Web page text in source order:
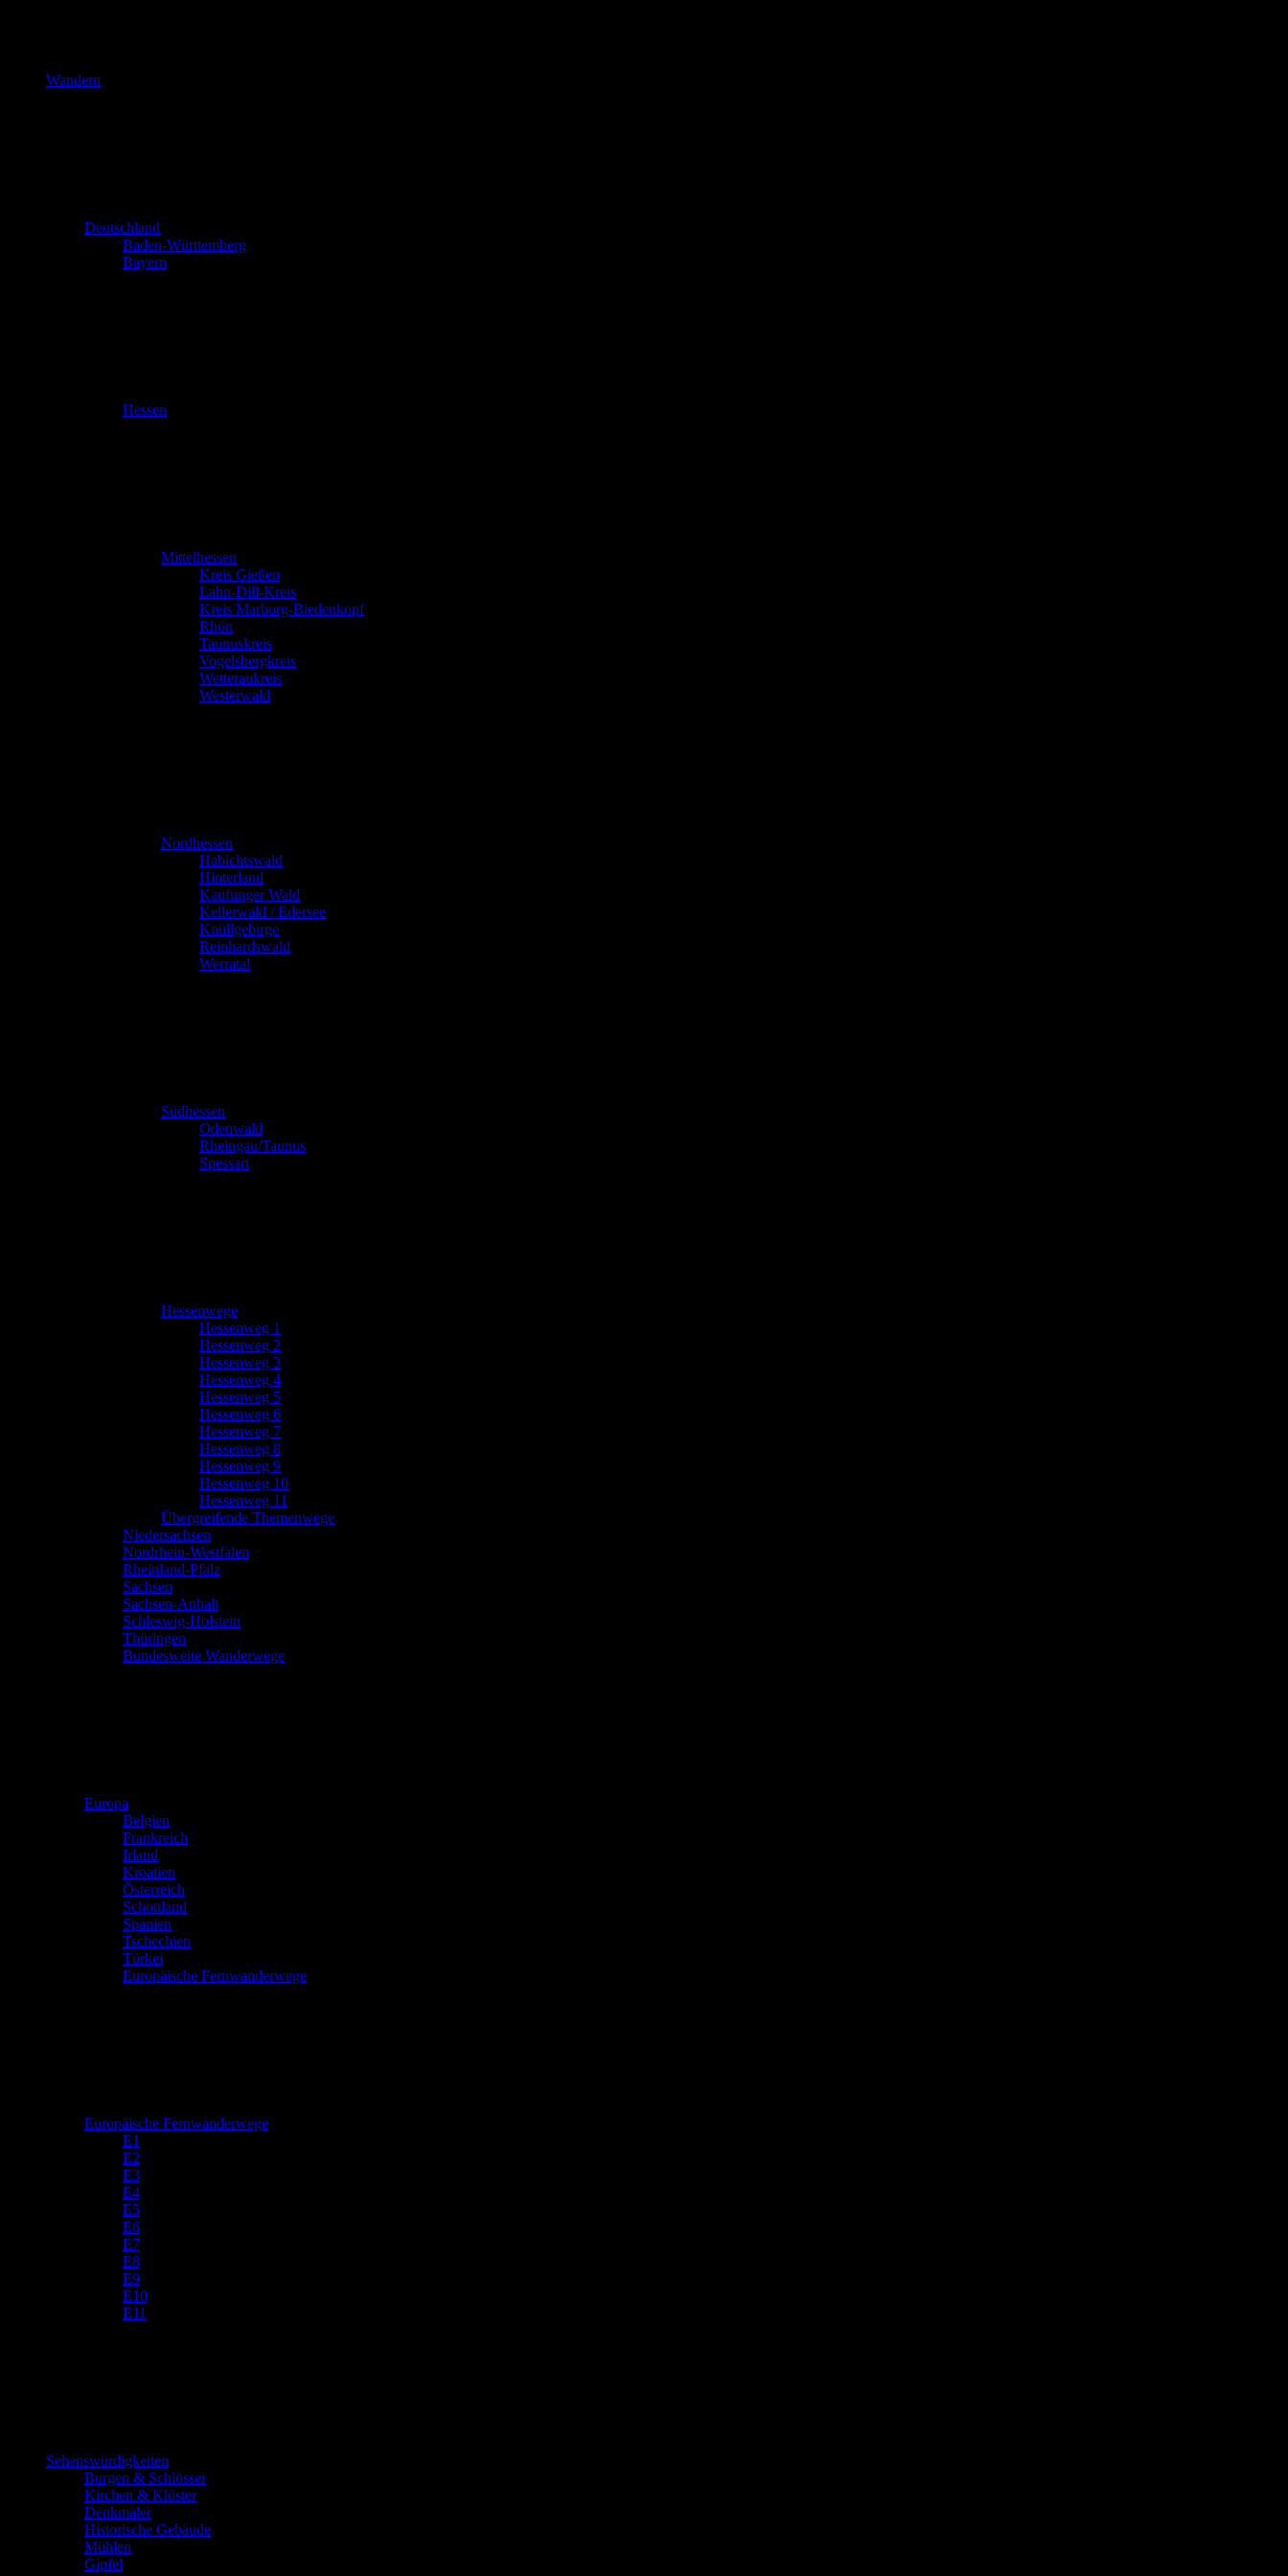
Wandern
Deutschland
Baden-Württemberg
Bayern
Hessen
Mittelhessen
Kreis Gießen
Lahn-Dill-Kreis
Kreis Marburg-Biedenkopf
Rhön
Taunuskreis
Vogelsbergkreis
Wetteraukreis
Westerwald
Nordhessen
Habichtswald
Hinterland
Kaufunger Wald
Kellerwald / Edersee
Knüllgebirge
Reinhardswald
Werratal
Südhessen
Odenwald
Rheingau/Taunus
Spessart
Hessenwege
Hessenweg 1
Hessenweg 2
Hessenweg 3
Hessenweg 4
Hessenweg 5
Hessenweg 6
Hessenweg 7
Hessenweg 8
Hessenweg 9
Hessenweg 10
Hessenweg 11
Übergreifende Themenwege
Niedersachsen
Nordrhein-Westfalen
Rheinland-Pfalz
Sachsen
Sachsen-Anhalt
Schleswig-Holstein
Thüringen
Bundesweite Wanderwege
Europa
Belgien
Frankreich
Irland
Kroatien
Österreich
Schottland
Spanien
Tschechien
Türkei
Europäische Fernwanderwege
Europäische Fernwanderwege
E1
E2
E3
E4
E5
E6
E7
E8
E9
E10
E11
Sehenswürdigkeiten
Burgen & Schlösser
Kirchen & Klöster
Denkmäler
Historische Gebäude
Mühlen
Gipfel